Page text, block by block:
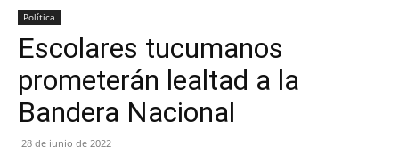
Política
Escolares tucumanos
prometerán lealtad a la
Bandera Nacional
28 de junio de 2022